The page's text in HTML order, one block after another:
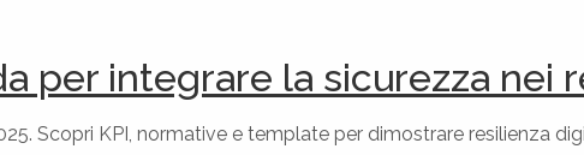
per integrare la sicurezza
Scopri KPI, normative e template per dimostrare resilienza